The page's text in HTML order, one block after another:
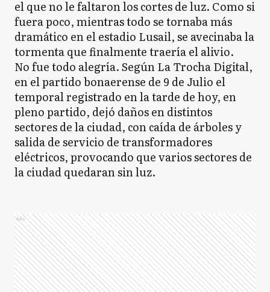
el que no le faltaron los cortes de luz. Como si
fuera poco, mientras todo se tornaba más
dramático en el estadio Lusail, se avecinaba la
tormenta que finalmente traería el alivio.
No fue todo alegría. Según La Trocha Digital,
en el partido bonaerense de 9 de Julio el
temporal registrado en la tarde de hoy, en
pleno partido, dejó daños en distintos
sectores de la ciudad, con caída de árboles y
salida de servicio de transformadores
eléctricos, provocando que varios sectores de
la ciudad quedaran sin luz.
Ads